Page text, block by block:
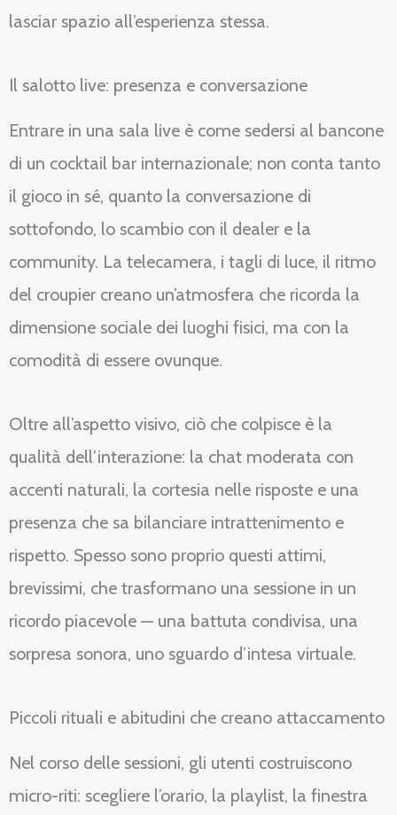
lasciar spazio all’esperienza stessa.
Il salotto live: presenza e conversazione
Entrare in una sala live è come sedersi al bancone
di un cocktail bar internazionale; non conta tanto
il gioco in sé, quanto la conversazione di
sottofondo, lo scambio con il dealer e la
community. La telecamera, i tagli di luce, il ritmo
del croupier creano un’atmosfera che ricorda la
dimensione sociale dei luoghi fisici, ma con la
comodità di essere ovunque.
Oltre all’aspetto visivo, ciò che colpisce è la
qualità dell’interazione: la chat moderata con
accenti naturali, la cortesia nelle risposte e una
presenza che sa bilanciare intrattenimento e
rispetto. Spesso sono proprio questi attimi,
brevissimi, che trasformano una sessione in un
ricordo piacevole — una battuta condivisa, una
sorpresa sonora, uno sguardo d’intesa virtuale.
Piccoli rituali e abitudini che creano attaccamento
Nel corso delle sessioni, gli utenti costruiscono
micro-riti: scegliere l’orario, la playlist, la finestra